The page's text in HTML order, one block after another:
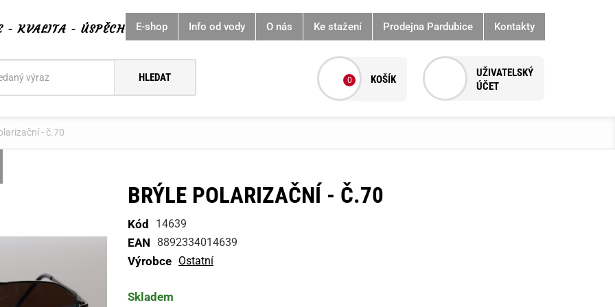
- KVALITA - ÚSPĚCH E-shop Info od vody O nás Ke stažení Prodejna Pardubice Kontakty
0
- č.70
BRÝLE POLARIZAČNÍ - Č.70
Kód 14639
EAN 8892334014639
Výrobce Ostatní
Skladem